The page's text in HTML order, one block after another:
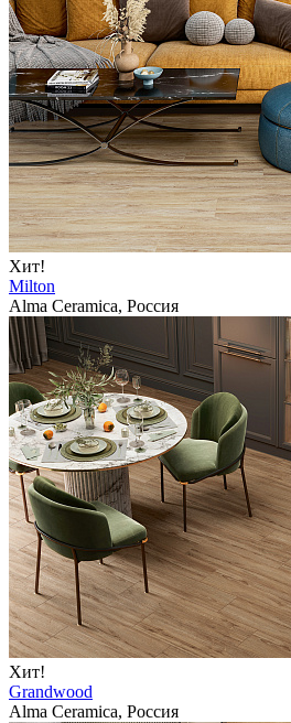
Хит!
Milton
Alma Ceramica, Россия
Хит!
Grandwood
Alma Ceramica, Россия